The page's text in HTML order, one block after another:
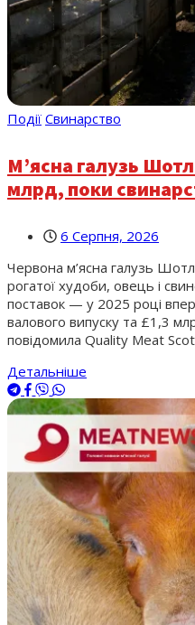
Події Свинарство
М’ясна галузь
млрд, поки
6 Серпня, 2026
Червона м’ясна галузь
рогатої худоби, овець і
поставок — у 2025 році
валового випуску та £1,3
повідомила Quality Meat
Детальніше